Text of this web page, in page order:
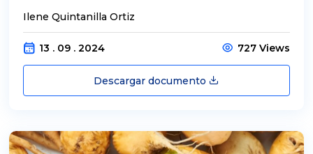
Ilene Quintanilla Ortiz
13 . 09 . 2024 727 Views
Descargar documento